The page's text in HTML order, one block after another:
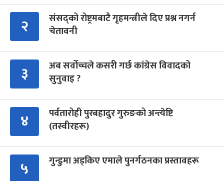
२
संसद्को रोष्ट्रमबाटै गृहमन्त्रीले दिए प्रश्न नगर्न
चेतावनी
३
अब सर्वोच्चले कसरी गर्छ कांग्रेस विवादको
सुनुवाइ ?
४
पर्वतारोही पुरबहादुर गुरुङको अन्त्येष्टि
(तस्वीरहरू)
५ गुन्डुमा अड्किए एमाले पुनर्गठनका प्रस्तावहरू